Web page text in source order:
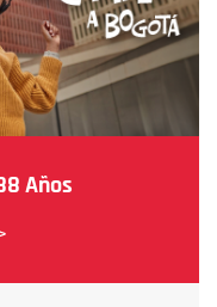
Años